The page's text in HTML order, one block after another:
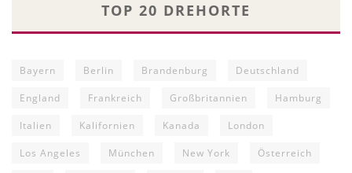
TOP 20 DREHORTE
Bayern Berlin Brandenburg Deutschland
England Frankreich Großbritannien Hamburg
Italien Kalifornien Kanada London
Los Angeles München New York Österreich